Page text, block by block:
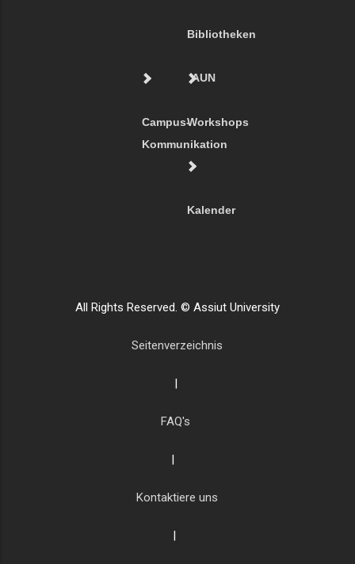
Bibliotheken
Campus-
Kommunikation
AUN
Workshops
Kalender
All Rights Reserved. © Assiut University
Seitenverzeichnis
|
FAQ's
|
Kontaktiere uns
|